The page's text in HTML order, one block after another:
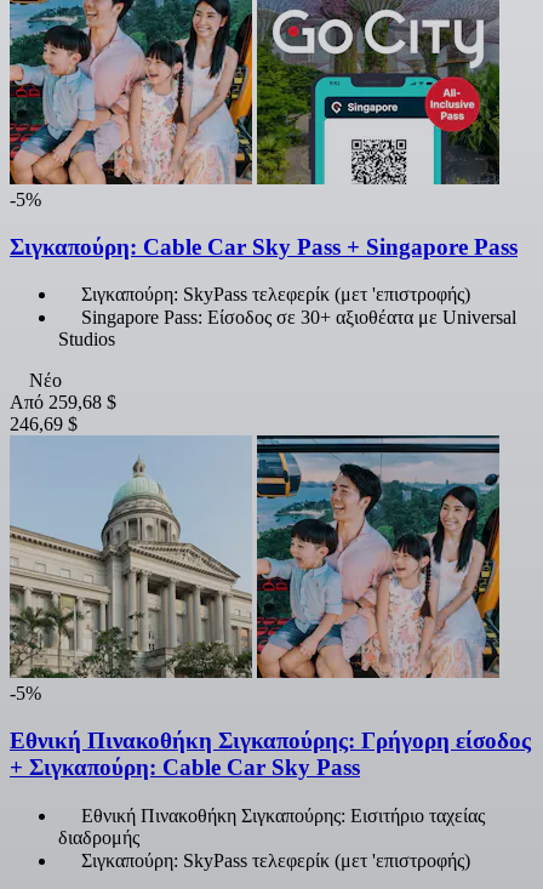
-5%
Σιγκαπούρη: Cable Car Sky Pass + Singapore Pass
Σιγκαπούρη: SkyPass τελεφερίκ (μετ 'επιστροφής)
Singapore Pass: Είσοδος σε 30+ αξιοθέατα με Universal
Studios
Νέο
Από 259,68 $
246,69 $
-5%
Εθνική Πινακοθήκη Σιγκαπούρης: Γρήγορη είσοδος
+ Σιγκαπούρη: Cable Car Sky Pass
Εθνική Πινακοθήκη Σιγκαπούρης: Εισιτήριο ταχείας
διαδρομής
Σιγκαπούρη: SkyPass τελεφερίκ (μετ 'επιστροφής)